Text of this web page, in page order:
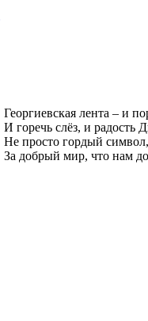
Георгиевская лента – и
И горечь слёз, и радость
Не просто гордый
За добрый мир, что нам